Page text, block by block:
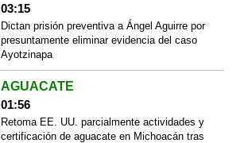
03:15
Dictan prisión preventiva a Ángel Aguirre por
presuntamente eliminar evidencia del caso
Ayotzinapa
AGUACATE
01:56
Retoma EE. UU. parcialmente actividades y
certificación de aguacate en Michoacán tras